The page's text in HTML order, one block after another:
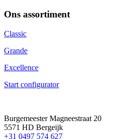
Ons assortiment
Classic
Grande
Excellence
Start configurator
Burgemeester Magneestraat 20
5571 HD Bergeijk
+31 0497 574 627